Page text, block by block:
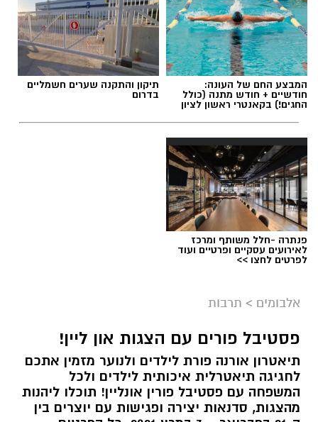
תגים: מופע, צוותא, לכלוכית
במופע משתתפים כוכבי הילדים דין הפנר (בתפקיד
לכלוכית), טל גרושקה, מאי קורץ, נועה סבח ורועי
ואקנין. את ההצגה כתב וביים טל גרושקה, בליווי
פזמונים מקוריים של זיו רובינשטיין ולחנים קלאסיים
מאת הפסנתרנית והמלחינה הבינלאומית אנה סגל.
המוזיקה מלווה בביצוע חי של האנסמבל הקאמרי
ורביעיית מיתר, והקהל ייחשף גם לויזואליה חדשנית
שיצרה האמנית דנה נגר באמצעות טכנולוגיית בינה
מלאכותית – שילוב שמרחיב את גבולות הדמיון
המבצע החם של העונה:
חודשיים + חודש מתנה (כולל
החגים!) בקאנטרי ראשון לציון
תיקון והתקנה שערים חשמליים
בדרום
פנתרה -חלל משותף ומרכז
לאירועים עסקיים ופרטיים ועוד
לפרטים לחצו >>
אלבומים > תרבות
פסטיבל פורים עם הצגות און ליין!
תיאטרון אורנה פורת לילדים ולנוער מזמין אתכם
לחגיגה תיאטרלית איכותית לילדים ולכל
המשפחה עם פסטיבל פורין אונליין! תוכלו ליהנות
מהצגות, סדנאות יצירה ופגישות עם יוצרים בין